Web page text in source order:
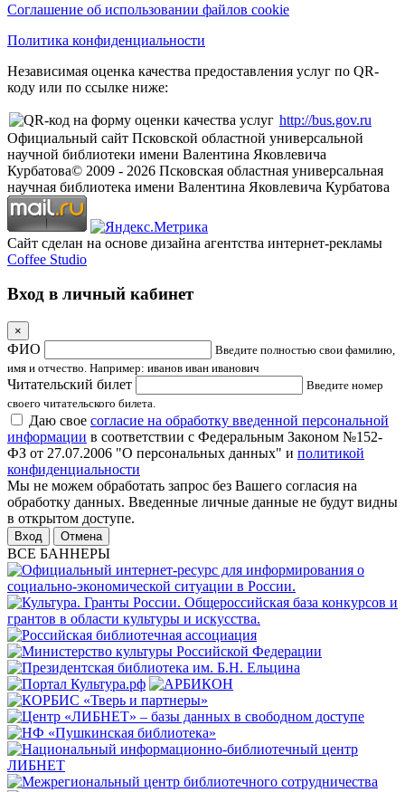
Соглашение об использовании файлов cookie
Политика конфиденциальности
Независимая оценка качества предоставления услуг по QR-
коду или по ссылке ниже:
http://bus.gov.ru
Официальный сайт Псковской областной универсальной
научной библиотеки имени Валентина Яковлевича
Курбатова© 2009 - 2026 Псковская областная универсальная
научная библиотека имени Валентина Яковлевича Курбатова
Сайт сделан на основе дизайна агентства интернет-рекламы
Coffee Studio
Вход в личный кабинет
×
ФИО
Введите полностью свои фамилию,
имя и отчество. Например: иванов иван иванович
Читательский билет
Введите номер
своего читательского билета.
Даю свое согласие на обработку введенной персональной
информации в соответствии с Федеральным Законом №152-
ФЗ от 27.07.2006 "О персональных данных" и политикой
конфиденциальности
Мы не можем обработать запрос без Вашего согласия на
обработку данных. Введенные личные данные не будут видны
в открытом доступе.
Отмена
ВСЕ БАННЕРЫ